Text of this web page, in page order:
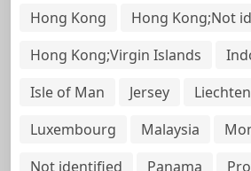
Hong Kong
Hong Kong;Not
Hong Kong;Virgin Islands
Isle of Man
Jersey
Luxembourg
Malaysia
Not identified
Panama